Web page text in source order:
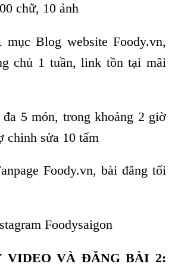
chữ, 10 ảnh
Blog website Foody.vn,
chủ 1 tuần, link tồn tại mãi
5 món, trong khoảng 2 giờ
chỉnh sửa 10 tấm
Foody.vn, bài đăng tối
Foodysaigon
VIDEO VÀ ĐĂNG BÀI 2: